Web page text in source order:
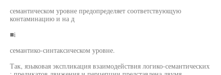
семантическом уровне предопределяет соответствующую
контаминацию и на д
■i
семантико-синтаксическом уровне.
Так, языковая экспликация взаимодействия логико-семантических